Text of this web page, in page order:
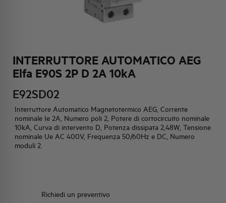
INTERRUTTORE AUTOMATICO AEG
Elfa E90S 2P D 2A 10kA
E92SD02
Interruttore Automatico Magnetotermico AEG, Corrente
nominale Ie 2A, Numero poli 2, Potere di cortocircuito nominale
10kA, Curva di intervento D, Potenza dissipata 2,48W, Tensione
nominale Ue AC 400V, Frequenza 50/60Hz e DC, Numero
moduli 2.
Richiedi un preventivo
ATTIVITÀ E MERCATI